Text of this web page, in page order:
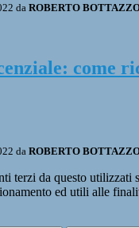
da ROBERTO
come
da ROBERTO
terzi da questo utilizzati
ed utili alle